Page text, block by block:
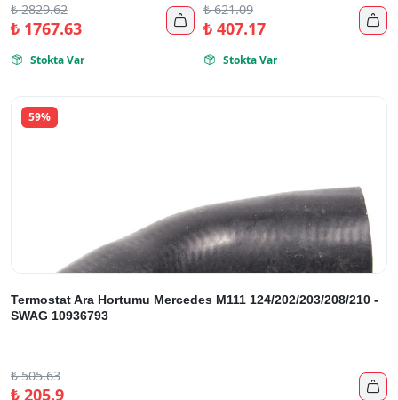
₺2829.62
₺1767.63 
 Stokta Var
₺621.09
₺407.17 
 Stokta Var
59%
Termostat Ara Hortumu Mercedes M111 124/202/203/208/210 -
SWAG 10936793
₺505.63
₺205.9 